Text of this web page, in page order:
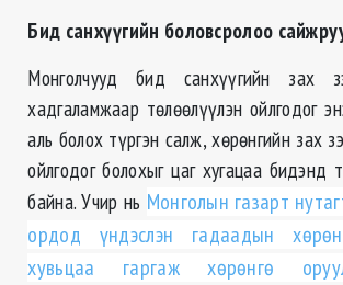
Бид санхүүгийн боловсролоо
Монголчууд бид санхүүгийн зах
хадгаламжаар төлөөлүүлэн ойлгодог
аль болох түргэн салж, хөрөнгийн зах
ойлгодог болохыг цаг хугацаа бидэнд
байна. Учир нь Монголын газарт
ордод үндэслэн гадаадын
хувьцаа гаргаж хөрөнгө